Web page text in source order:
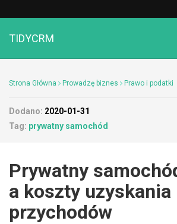
TIDYCRM
Strona Główna Prowadzę biznes Prawo i podatki
Dodano: 2020-01-31
Tag: prywatny samochód
Prywatny
a koszty uzyskania
przychodów